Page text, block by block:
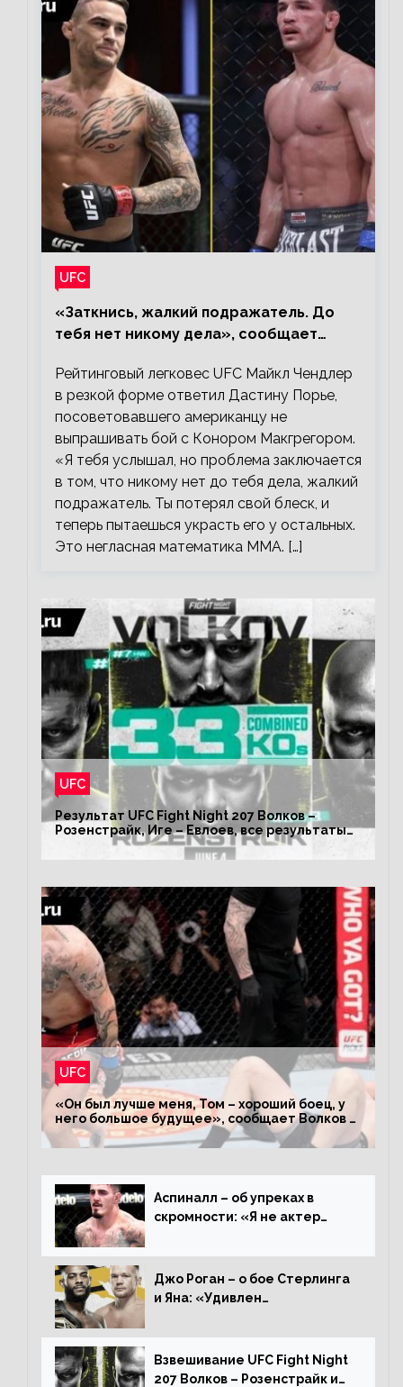
UFC
«Заткнись, жалкий подражатель. До
тебя нет никому дела», сообщает
Рейтинговый легковес UFC Майкл Чендлер
в резкой форме ответил Дастину Порье,
посоветовавшего американцу не
выпрашивать бой с Конором Макгрегором.
«Я тебя услышал, но проблема заключается
в том, что никому нет до тебя дела, жалкий
подражатель. Ты потерял свой блеск, и
теперь пытаешься украсть его у остальных.
Это негласная математика ММА. […]
UFC
Результат UFC Fight Night 207 Волков –
Розенстрайк, Иге – Евлоев, все результаты
турнира ЮФС ФН 207
UFC
«Он был лучше меня, Том – хороший боец, у
него большое будущее», сообщает Волков –
о поражении Аспиналлу
Аспиналл – об упреках в
скромности: «Я не актер
дерьмо»
Джо Роган – о бое Стерлинга
и Яна: «Удивлен
Алджамейн определенно
выиграл»
Взвешивание UFC Fight Night
207 Волков – Розенстрайк и